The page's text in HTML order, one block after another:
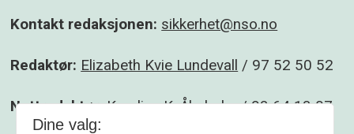
Kontakt redaksjonen: sikkerhet@nso.no
Redaktør: Elizabeth Kvie Lundevall / 97 52 50 52
Nettredaktør: Karoline K. Åbyholm/ 93 64 13 07
Dine valg: